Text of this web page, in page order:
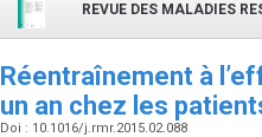
REVUE DES MALADIES
Réentraînement à
un an chez les
Doi : 10.1016/j.rmr.2015.02.088